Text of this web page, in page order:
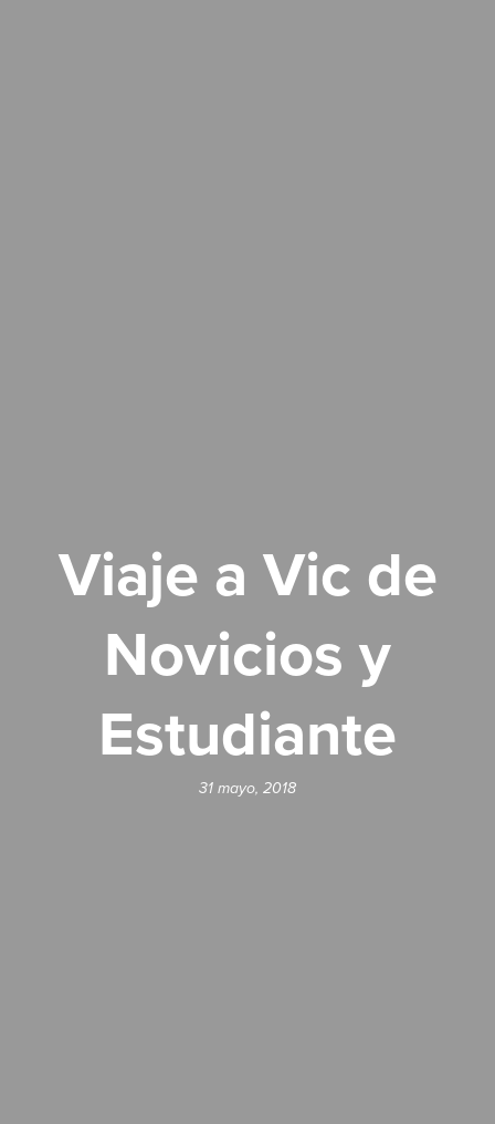
Viaje a Vic de
Novicios y
Estudiante
31 mayo, 2018